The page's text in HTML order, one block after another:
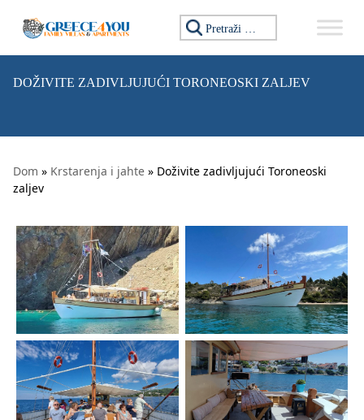
Tražiti:
DOŽIVITE ZADIVLJUJUĆI TORONEOSKI ZALJEV
Dom » Krstarenja i jahte » Doživite zadivljujući Toroneoski
zaljev